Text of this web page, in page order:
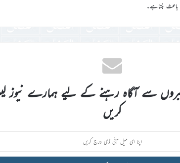
باعث بنتاہے۔
سے آگاہ رہنے کے لیے ہمارے نیوز
کریں